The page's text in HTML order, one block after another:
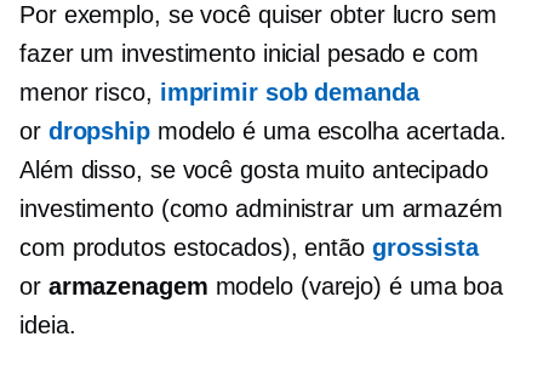
Por exemplo, se você quiser obter lucro sem
fazer um investimento inicial pesado e com
menor risco, imprimir sob demanda
or dropshipmodelo é uma escolha acertada.
Além disso, se você gosta muito antecipado
investimento (como administrar um armazém
com produtos estocados), então grossista
or armazenagem modelo (varejo) é uma boa
ideia.